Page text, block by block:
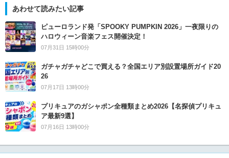
あわせて読みたい記事
ピューロランド発「SPOOKY PUMPKIN 2026」一夜限りの
ハロウィーン音楽フェス開催決定！
07月31日 15時00分
ガチャガチャどこで買える？全国エリア別設置場所ガイド20
26
07月17日 13時00分
プリキュアのガシャポン全種類まとめ2026【名探偵プリキュ
ア最新9選】
07月16日 13時00分